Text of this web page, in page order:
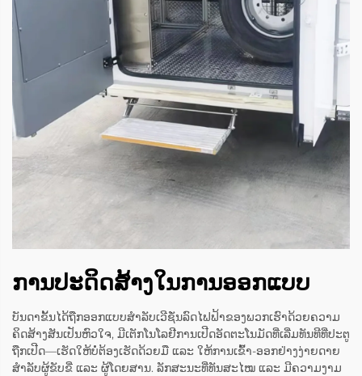
ການປະດິດສ້າງໃນການອອກແບບ
ບັນດາຂັ້ນໄດ້ຖືກອອກແບບສຳລັບເວີຊັ່ນລົດໄຟຟ້າຂອງພວກເຮົາດ້ວຍຄວາມ
ຄິດສ້າງສັນເປັນຫົວໃຈ, ມີເຕັກໂນໂລຢີການເປີດອັດຕະໂນມັດທີ່ເລີ່ມທັນທີທີ່ປະຕູ
ຖືກເປີດ—ເຮັດໃຫ້ບໍ່ຕ້ອງເຮັດດ້ວຍມື ແລະ ໃຫ້ການເຂົ້າ-ອອກຢ່າງງ່າຍດາຍ
ສຳລັບຜູ້ຂັບຂີ່ ແລະ ຜູ້ໂດຍສານ. ລັກສະນະທີ່ທັນສະໄໝ ແລະ ມີຄວາມງາມ